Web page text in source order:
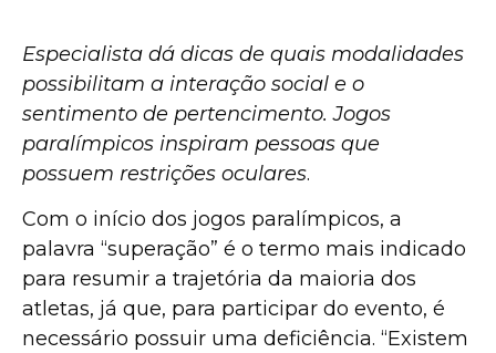
Especialista dá dicas de quais modalidades
possibilitam a interação social e o
sentimento de pertencimento. Jogos
paralímpicos inspiram pessoas que
possuem restrições oculares.
Com o início dos jogos paralímpicos, a
palavra “superação” é o termo mais indicado
para resumir a trajetória da maioria dos
atletas, já que, para participar do evento, é
necessário possuir uma deficiência. “Existem